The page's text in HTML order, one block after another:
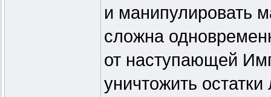
и манипулировать
сложна
от наступающей
уничтожить